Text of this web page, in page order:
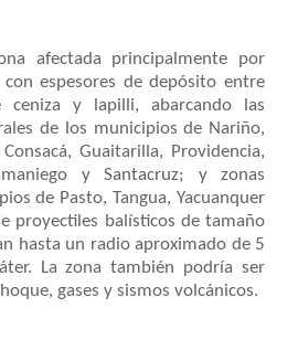
afectada principalmente por
espesores de depósito entre
y lapilli, abarcando las
de los municipios de Nariño,
Guaitarilla, Providencia,
y Santacruz; y zonas
de Pasto, Tangua, Yacuanquer
proyectiles balísticos de tamaño
hasta un radio aproximado de 5
La zona también podría ser
gases y sismos volcánicos.